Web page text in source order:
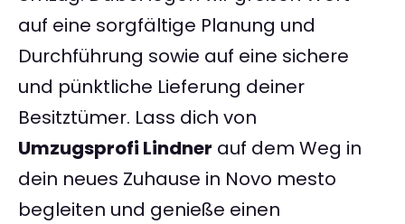
auf eine sorgfältige Planung und
Durchführung sowie auf eine sichere
und pünktliche Lieferung deiner
Besitztümer. Lass dich von
Umzugsprofi Lindner auf dem Weg in
dein neues Zuhause in Novo mesto
begleiten und genieße einen